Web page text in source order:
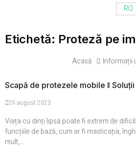
RO
Etichetă: Proteză pe
Acasă Informații
Scapă de protezele mobile ǁ
29 august 2023
Viața cu dinți lipsă poate fi extrem de
funcțiile de bază, cum ar fi masticația,
mult,...